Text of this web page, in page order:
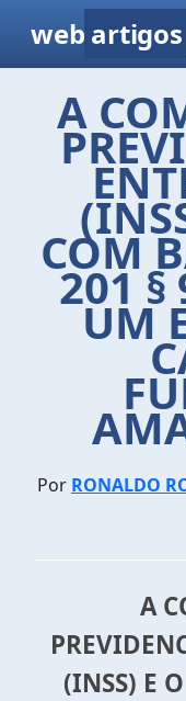
web artigos
A
COM
201 §
UM
Por RONALDO
A
(INSS) E